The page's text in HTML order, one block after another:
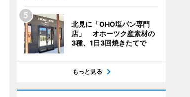
北見に「OHO塩パン専門
店」 オホーツク産素材の
3種、1日3回焼きたてで
もっと見る